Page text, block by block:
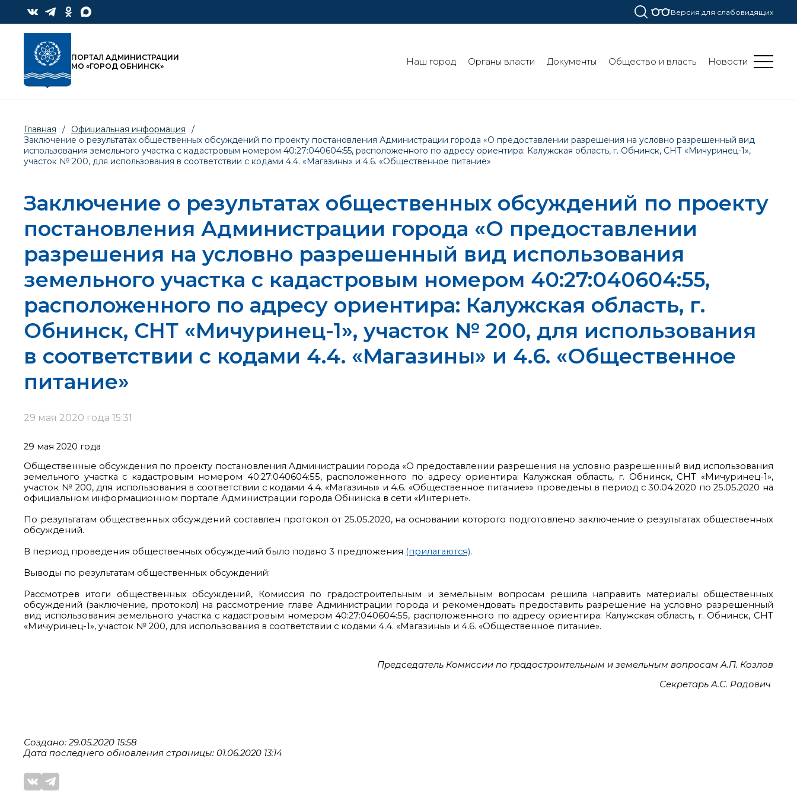
Версия для слабовидящих
ПОРТАЛ АДМИНИСТРАЦИИ
МО «ГОРОД ОБНИНСК»
Наш город Органы власти Документы Общество и власть Новости
Главная / Официальная информация
/
Заключение о результатах общественных обсуждений по проекту постановления Администрации города «О предоставлении разрешения на условно разрешенный вид
использования земельного участка с кадастровым номером 40:27:040604:55, расположенного по адресу ориентира: Калужская область, г. Обнинск, СНТ «Мичуринец-1»,
участок № 200, для использования в соответствии с кодами 4.4. «Магазины» и 4.6. «Общественное питание»
Заключение о результатах общественных обсуждений по проекту
постановления Администрации города «О предоставлении
разрешения на условно разрешенный вид использования
земельного участка с кадастровым номером 40:27:040604:55,
расположенного по адресу ориентира: Калужская область, г.
Обнинск, СНТ «Мичуринец-1», участок № 200, для использования
в соответствии с кодами 4.4. «Магазины» и 4.6. «Общественное
питание»
29 мая 2020 года 15:31
29 мая 2020 года
Общественные обсуждения по проекту постановления Администрации города «О предоставлении разрешения на условно разрешенный вид использования
земельного участка с кадастровым номером 40:27:040604:55, расположенного по адресу ориентира: Калужская область, г. Обнинск, СНТ «Мичуринец-1»,
участок № 200, для использования в соответствии с кодами 4.4. «Магазины» и 4.6. «Общественное питание»» проведены в период с 30.04.2020 по 25.05.2020 на
официальном информационном портале Администрации города Обнинска в сети «Интернет».
По результатам общественных обсуждений составлен протокол от 25.05.2020, на основании которого подготовлено заключение о результатах общественных
обсуждений.
В период проведения общественных обсуждений было подано 3 предложения (прилагаются).
Выводы по результатам общественных обсуждений:
Рассмотрев итоги общественных обсуждений, Комиссия по градостроительным и земельным вопросам решила направить материалы общественных
обсуждений (заключение, протокол) на рассмотрение главе Администрации города и рекомендовать предоставить разрешение на условно разрешенный
вид использования земельного участка с кадастровым номером 40:27:040604:55, расположенного по адресу ориентира: Калужская область, г. Обнинск, СНТ
«Мичуринец-1», участок № 200, для использования в соответствии с кодами 4.4. «Магазины» и 4.6. «Общественное питание».
Председатель Комиссии по градостроительным и земельным вопросам А.П. Козлов
Секретарь А.С. Радович
Создано: 29.05.2020 15:58
Дата последнего обновления страницы: 01.06.2020 13:14